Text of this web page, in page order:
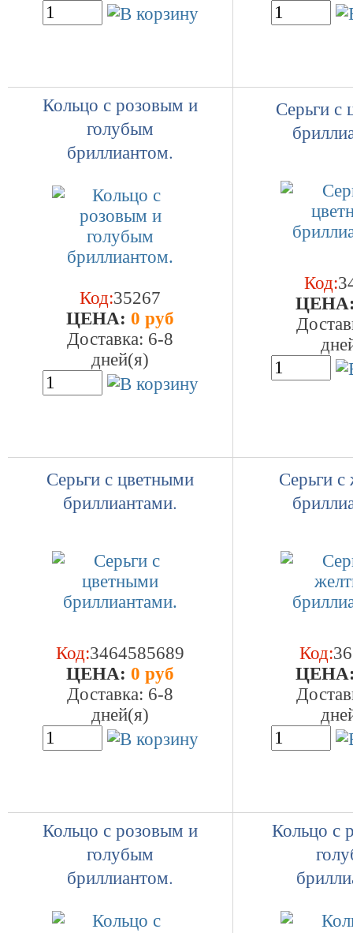
Кольцо с розовым и
голубым
бриллиантом.
Код:35267
ЦEHA: 0 руб
Доставка: 6-8
дней(я)
Серьги с
Код:
Серьги с цветными
бриллиантами.
Код:3464585689
ЦEHA: 0 руб
Доставка: 6-8
дней(я)
Серьги
Код:
Кольцо с розовым и
голубым
бриллиантом.
Кольцо с